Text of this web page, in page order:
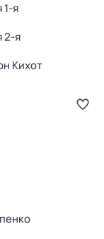
1-я
2-я
Кихот